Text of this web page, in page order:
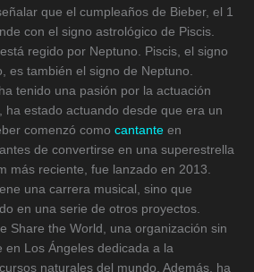
que el cumpleaños de Bieber, el 1
con el signo astrológico de Piscis.
regido por Neptuno. Piscis, el signo
es también el signo de Neptuno.
tenido una pasión por la actuación
ha estado actuando desde que era un
comenzó como cantante en
de convertirse en una superestrella
más reciente, fue lanzado en 2013.
una carrera musical, sino que
en una serie de otros proyectos.
Share the World, una organización sin
en Los Ángeles dedicada a la
naturales del mundo. Además, ha